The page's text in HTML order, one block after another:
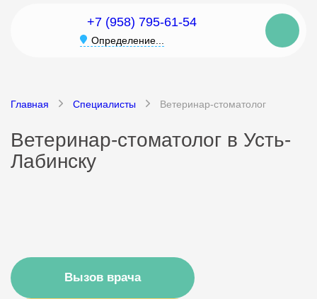
+7 (958) 795-61-54
Определение...
Главная Специалисты Ветеринар-стоматолог
Ветеринар-стоматолог в Усть-
Лабинску
Вызов врача